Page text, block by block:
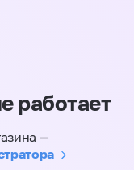
работает
—